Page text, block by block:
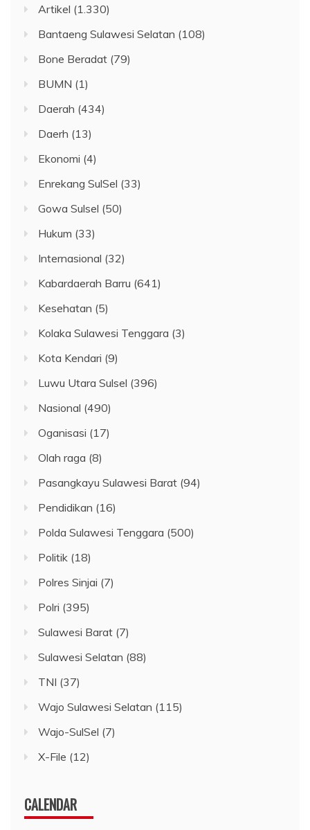
Artikel (1.330)
Bantaeng Sulawesi Selatan (108)
Bone Beradat (79)
BUMN (1)
Daerah (434)
Daerh (13)
Ekonomi (4)
Enrekang SulSel (33)
Gowa Sulsel (50)
Hukum (33)
Internasional (32)
Kabardaerah Barru (641)
Kesehatan (5)
Kolaka Sulawesi Tenggara (3)
Kota Kendari (9)
Luwu Utara Sulsel (396)
Nasional (490)
Oganisasi (17)
Olah raga (8)
Pasangkayu Sulawesi Barat (94)
Pendidikan (16)
Polda Sulawesi Tenggara (500)
Politik (18)
Polres Sinjai (7)
Polri (395)
Sulawesi Barat (7)
Sulawesi Selatan (88)
TNI (37)
Wajo Sulawesi Selatan (115)
Wajo-SulSel (7)
X-File (12)
CALENDAR